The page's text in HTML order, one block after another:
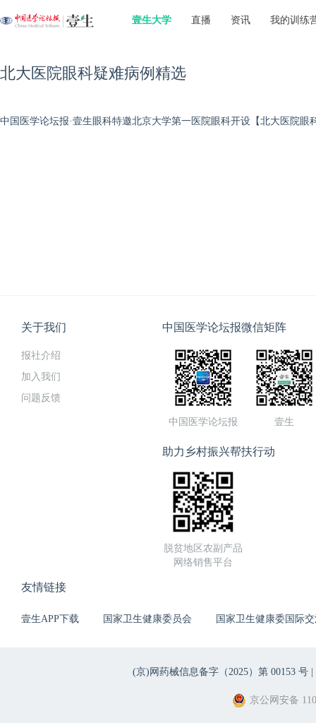
壹生大学 直播 资讯 我的训练
北大医院眼科疑难病例精选
中国医学论坛报·壹生眼科特邀北京大学第一医院眼科开设【北大医院
关于我们
报社介绍
加入我们
问题反馈
中国医学论坛报微信矩阵
中国医学论坛报 壹生
助力乡村振兴帮扶行动
脱贫地区农副产品
网络销售平台
友情链接
壹生APP下载 国家卫生健康委员会 国家卫生健康委国际
(京)网药械信息备字（2025）第 00153 号 |
京公网安备